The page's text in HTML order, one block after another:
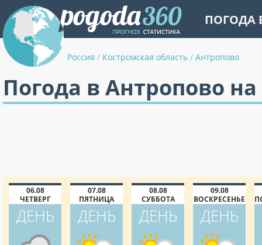
ПОГОДА
Россия / Костромская область / Антропово
Погода в Антропово
06.08
ЧЕТВЕРГ
ДЕНЬ
07.08
ПЯТНИЦА
ДЕНЬ
08.08
СУББОТА
ДЕНЬ
09.08
ВОСКРЕСЕНЬЕ
ДЕНЬ